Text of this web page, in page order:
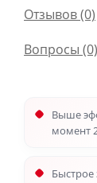
Отзывов (0)
Вопросы (0)
Выше
момент
Быстрое